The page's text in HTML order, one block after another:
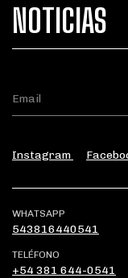
NOTICIAS
Instagram
WHATSAPP
543816440541
TELÉFONO
+54 381 644-0541